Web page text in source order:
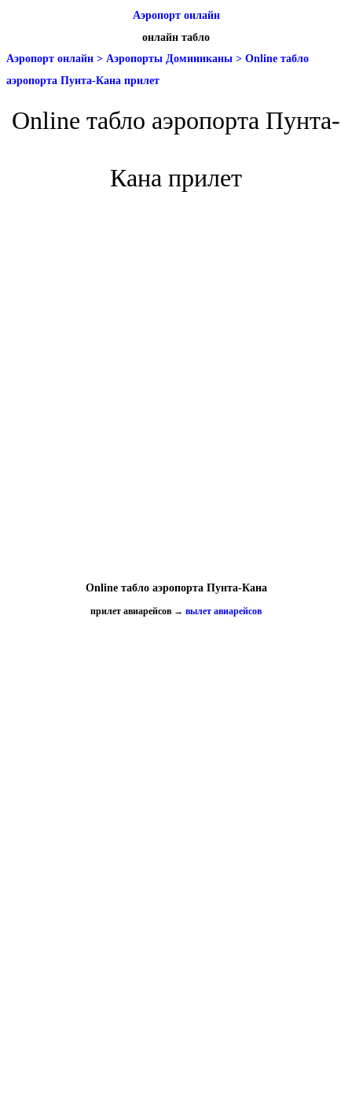
Аэропорт онлайн
онлайн табло
Аэропорт онлайн > Аэропорты Доминиканы > Online табло
аэропорта Пунта-Кана прилет
Online табло аэропорта Пунта-
Кана прилет
Online табло аэропорта Пунта-Кана
прилет авиарейсов → вылет авиарейсов